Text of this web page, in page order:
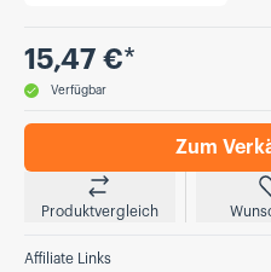
Preis
15,47 €*
Verfügbar
Zum
Produktvergleich
Affiliate Links